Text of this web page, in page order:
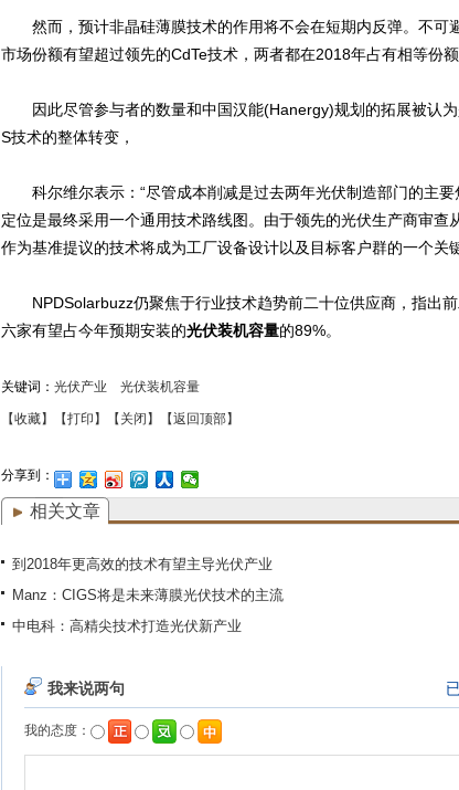
然而，预计非晶硅薄膜技术的作用将不会在短期内反弹。不可
市场份额有望超过领先的CdTe技术，两者都在2018年占有相等份额
因此尽管参与者的数量和中国汉能(Hanergy)规划的拓展被认为
S技术的整体转变，
科尔维尔表示：“尽管成本削减是过去两年光伏制造部门的主要
定位是最终采用一个通用技术路线图。由于领先的光伏生产商审查
作为基准提议的技术将成为工厂设备设计以及目标客户群的一个关
NPDSolarbuzz仍聚焦于行业技术趋势前二十位供应商，指出前
六家有望占今年预期安装的光伏装机容量的89%。
关键词： 光伏产业 光伏装机容量
【收藏】 【打印】 【关闭】 【返回顶部】
分享到：
相关文章
到2018年更高效的技术有望主导光伏产业
Manz：CIGS将是未来薄膜光伏技术的主流
中电科：高精尖技术打造光伏新产业